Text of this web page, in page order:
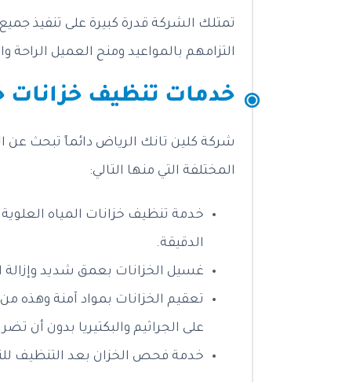
تمتلك الشركة قدرة كبيرة على تنفيذ
التزامهم بالمواعيد ومنح العميل الراحة
خدمات تنظيف خزانات
شركة كلين تانك الرياض دائماً تبحث عن
المختلفة التي منها التالي:
خدمة تنظيف خزانات المياه العلوية
الدقيقة.
غسيل الخزانات بعمق شديد وإزالة
تعقيم الخزانات بمواد آمنة
على الجراثيم والبكتيريا بدون أن
خدمة فحص الخزان بعد التنظيف